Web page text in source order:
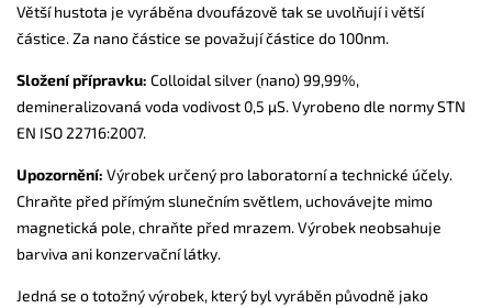
Větší hustota je vyráběna dvoufázově tak se uvolňují i větší
částice. Za nano částice se považují částice do 100nm.
Složení přípravku: Colloidal silver (nano) 99,99%,
demineralizovaná voda vodivost 0,5 µS. Vyrobeno dle normy STN
EN ISO 22716:2007.
Upozornění: Výrobek určený pro laboratorní a technické účely.
Chraňte před přímým slunečním světlem, uchovávejte mimo
magnetická pole, chraňte před mrazem. Výrobek neobsahuje
barviva ani konzervační látky.
Jedná se o totožný výrobek, který byl vyráběn původně jako